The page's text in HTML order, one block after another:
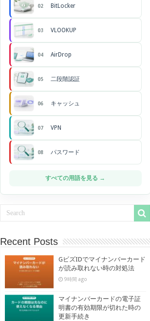
02 BitLocker
03 VLOOKUP
04 AirDrop
05 二段階認証
06 キャッシュ
07 VPN
08 パスワード
すべての用語を見る →
Recent Posts
GビズIDでマイナンバーカード
が読み取れない時の対処法
9時間 ago
マイナンバーカードの電子証
明書の有効期限が切れた時の
更新手続き